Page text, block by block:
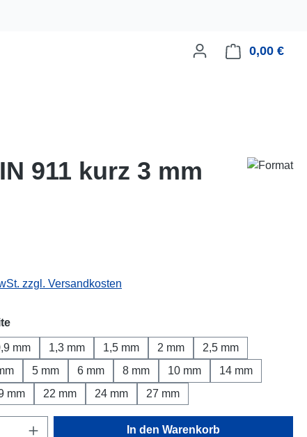
0,00 €
911 kurz 3 mm
zzgl. Versandkosten
auswählen
mm 1,3 mm 1,5 mm 2 mm
2,5 mm
5 mm 6 mm 8 mm 10 mm
14 mm
mm 22 mm 24 mm 27 mm
Gib den gewünschten Wert ein
In den Warenkorb